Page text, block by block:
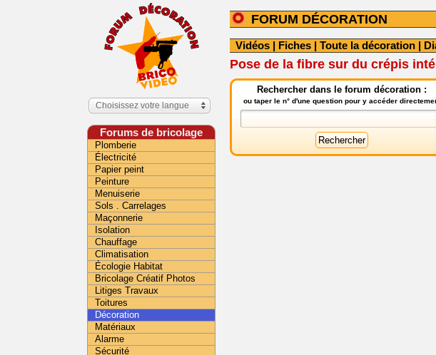
FORUM DÉCORATION
Vidéos | Fiches | Toute la décoration |
Pose de la fibre sur du crépis
Rechercher dans le forum décoration :
ou taper le n° d'une question pour y accéder
Choisissez votre langue
Forums de bricolage
Plomberie
Électricité
Papier peint
Peinture
Menuiserie
Sols . Carrelages
Maçonnerie
Isolation
Chauffage
Climatisation
Écologie Habitat
Bricolage Créatif Photos
Litiges Travaux
Toitures
Décoration
Matériaux
Alarme
Sécurité